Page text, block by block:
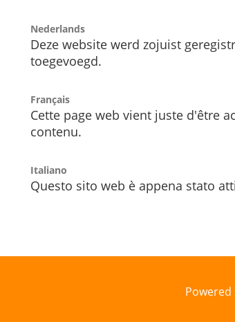
Nederlands
Deze website werd zojuist
toegevoegd.
Français
Cette page web vient juste d'être
contenu.
Italiano
Questo sito web è appena stato
Powered